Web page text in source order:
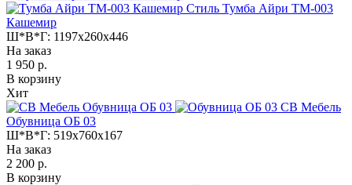
Стиль Тумба Айри ТМ-003
Кашемир
Ш*В*Г: 1197x260x446
На заказ
1 950 р.
В корзину
Хит
СВ Мебель
Обувница ОБ 03
Ш*В*Г: 519x760x167
На заказ
2 200 р.
В корзину